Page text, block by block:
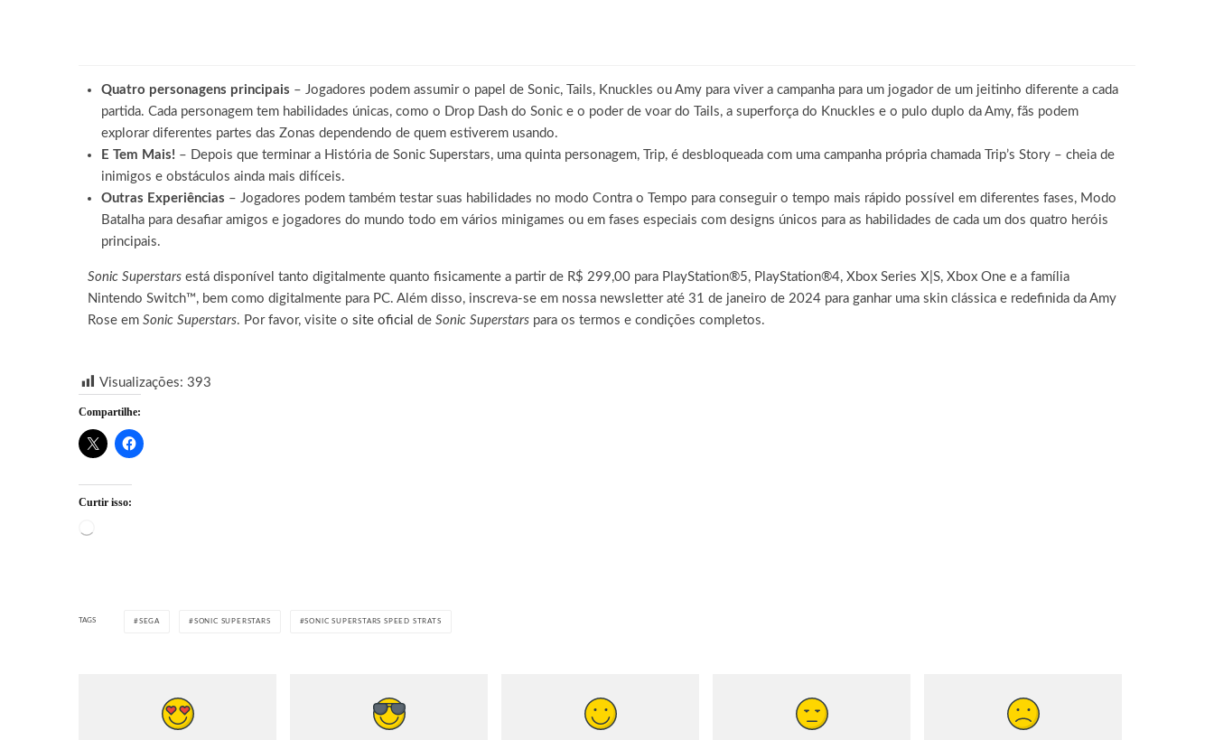
Quatro personagens principais – Jogadores podem assumir o papel de Sonic, Tails, Knuckles ou Amy para viver a campanha para um jogador de um jeitinho diferente a cada
partida. Cada personagem tem habilidades únicas, como o Drop Dash do Sonic e o poder de voar do Tails, a superforça do Knuckles e o pulo duplo da Amy, fãs podem
explorar diferentes partes das Zonas dependendo de quem estiverem usando.
E Tem Mais! – Depois que terminar a História de Sonic Superstars, uma quinta personagem, Trip, é desbloqueada com uma campanha própria chamada Trip’s Story – cheia de
inimigos e obstáculos ainda mais difíceis.
Outras Experiências – Jogadores podem também testar suas habilidades no modo Contra o Tempo para conseguir o tempo mais rápido possível em diferentes fases, Modo
Batalha para desafiar amigos e jogadores do mundo todo em vários minigames ou em fases especiais com designs únicos para as habilidades de cada um dos quatro heróis
principais.
Sonic Superstars está disponível tanto digitalmente quanto fisicamente a partir de R$ 299,00 para PlayStation®5, PlayStation®4, Xbox Series X|S, Xbox One e a família
Nintendo Switch™, bem como digitalmente para PC. Além disso, inscreva-se em nossa newsletter até 31 de janeiro de 2024 para ganhar uma skin clássica e redefinida da Amy
Rose em Sonic Superstars. Por favor, visite o site oficial de Sonic Superstars para os termos e condições completos.
Visualizações: 393
Compartilhe:
Curtir isso:
TAGS SEGA SONIC SUPERSTARS SONIC SUPERSTARS SPEED STRATS